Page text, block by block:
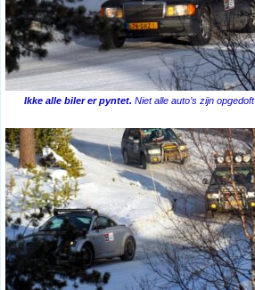
Ikke alle biler er pyntet. Niet alle auto’s zijn opgedoft